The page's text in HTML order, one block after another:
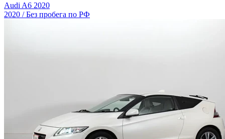
Audi A6 2020
2020 / Без пробега по РФ